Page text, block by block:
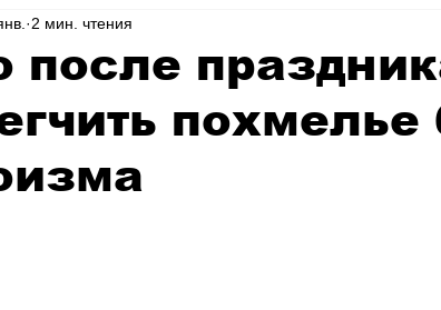
Аналитика
Магия искусства Swiss Афиша
после
похмелье
2 мин. чтения